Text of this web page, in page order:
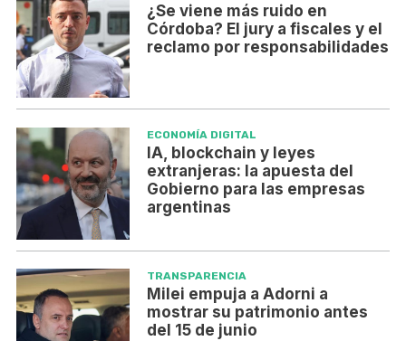
¿Se viene más ruido en
Córdoba? El jury a fiscales y el
reclamo por responsabilidades
ECONOMÍA DIGITAL
IA, blockchain y leyes
extranjeras: la apuesta del
Gobierno para las empresas
argentinas
TRANSPARENCIA
Milei empuja a Adorni a
mostrar su patrimonio antes
del 15 de junio